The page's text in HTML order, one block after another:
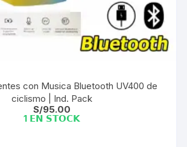
con Musica Bluetooth UV400 de
ciclismo | Ind. Pack
S/95.00
1 𝗘𝗡 𝗦𝗧𝗢𝗖𝗞